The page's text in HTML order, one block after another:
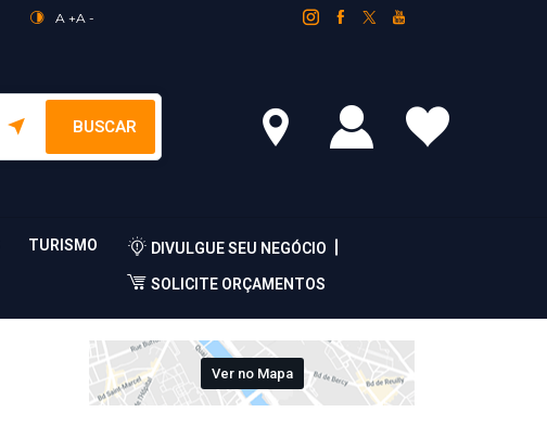
A +A -
TURISMO DIVULGUE SEU NEGÓCIO
SOLICITE ORÇAMENTOS
Ver no Mapa